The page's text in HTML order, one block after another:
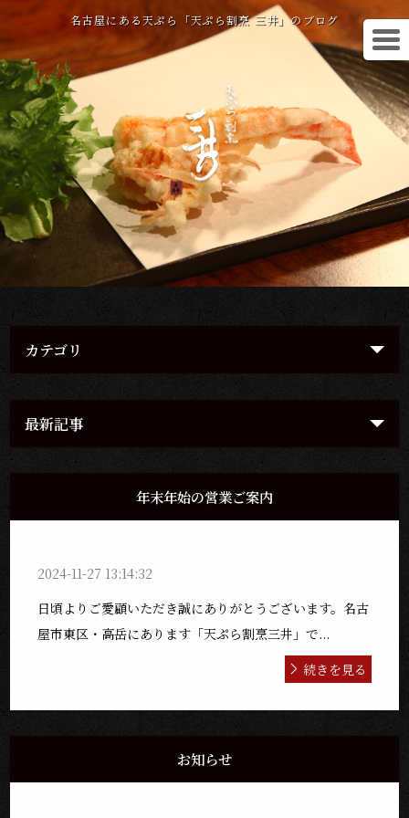
名古屋にある天ぷら「天ぷら割烹 三井」のブログ
カテゴリ
最新記事
年末年始の営業ご案内
2024-11-27 13:14:32
日頃よりご愛顧いただき誠にありがとうございます。名古
屋市東区・高岳にあります「天ぷら割烹三井」で...
続きを見る
お知らせ